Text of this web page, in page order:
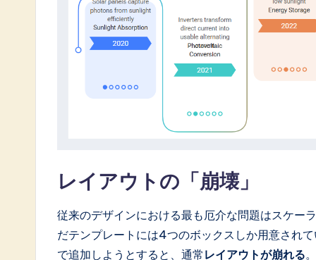
レイアウトの「崩壊」
従来のデザインにおける最も厄介な問題はスケー
だテンプレートには4つのボックスしか用意され
で追加しようとすると、通常 レイアウトが崩れる